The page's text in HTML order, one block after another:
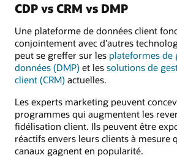
CDP vs CRM vs DMP
Une plateforme de données client
conjointement avec d’autres
peut se greffer sur les plateformes de
données (DMP) et les solutions de
client (CRM) actuelles.
Les experts marketing peuvent
programmes qui augmentent les
fidélisation client. Ils peuvent être
réactifs envers leurs clients à mesure
canaux gagnent en popularité.